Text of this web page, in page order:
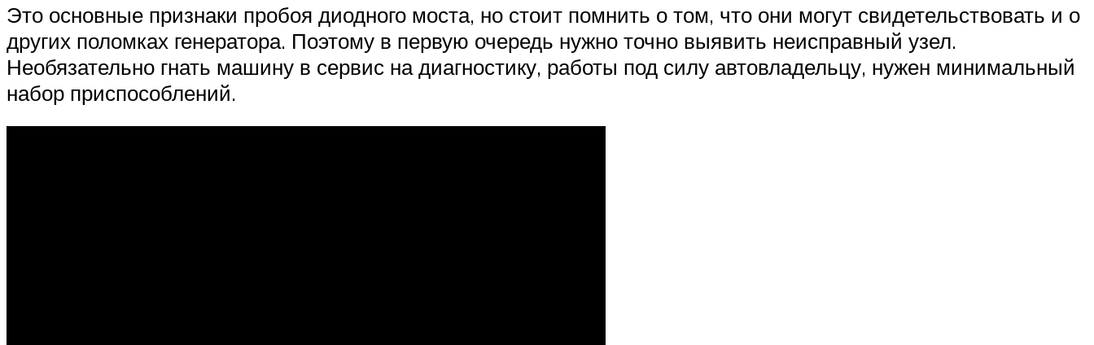
Это основные признаки пробоя диодного моста, но стоит помнить о том, что они могут свидетельствовать и о
других поломках генератора. Поэтому в первую очередь нужно точно выявить неисправный узел.
Необязательно гнать машину в сервис на диагностику, работы под силу автовладельцу, нужен минимальный
набор приспособлений.